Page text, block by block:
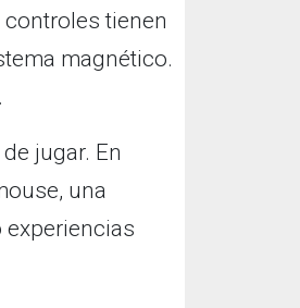
tienen
magnético.
jugar. En
una
experiencias